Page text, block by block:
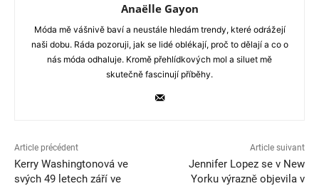
Anaëlle Gayon
Móda mě vášnivě baví a neustále hledám trendy, které odrážejí
naši dobu. Ráda pozoruji, jak se lidé oblékají, proč to dělají a co o
nás móda odhaluje. Kromě přehlídkových mol a siluet mě
skutečně fascinují příběhy.
Article précédent
Kerry Washingtonová ve
svých 49 letech září ve
Article suivant
Jennifer Lopez se v New
Yorku výrazně objevila v